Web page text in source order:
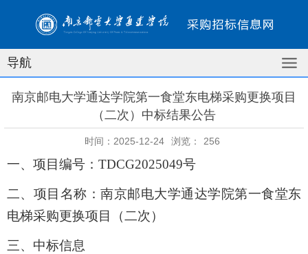
导航
南京邮电大学通达学院第一食堂东电梯采购更换项目
（二次）中标结果公告
时间：2025-12-24 浏览： 256
一、项目编号： TDCG2025049号
二、项目名称：南京邮电大学通达学院第一食堂东
电梯采购更换项目（二次）
三、 中标信息